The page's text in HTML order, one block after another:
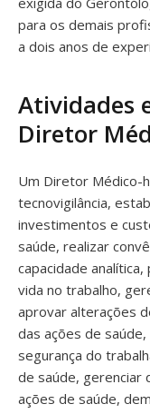
para os demais
a dois anos de
Atividades
Diretor
Um Diretor Médico-
tecnovigilância,
investimentos e
saúde, realizar
capacidade
vida no trabalho,
aprovar alterações
das ações de
segurança do
de saúde, gerenciar
ações de saúde,